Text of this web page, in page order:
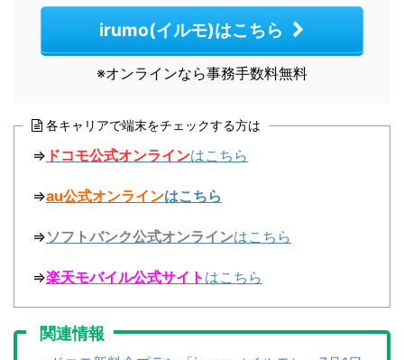
irumo(イルモ)はこちら
※オンラインなら事務手数料無料
各キャリアで端末をチェックする方は
⇒ ドコモ公式オンラインはこちら
⇒au公式オンラインはこちら
⇒ソフトバンク公式オンラインはこちら
⇒楽天モバイル公式サイト はこちら
関連情報